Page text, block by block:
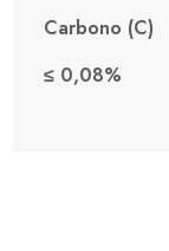
Carbono (C)
≤ 0,08%